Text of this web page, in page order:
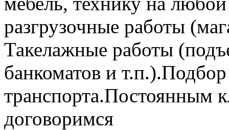
разгрузочные работы
Такелажные работы
банкоматов и т.п.).Подбор
транспорта.Постоянным
договоримся